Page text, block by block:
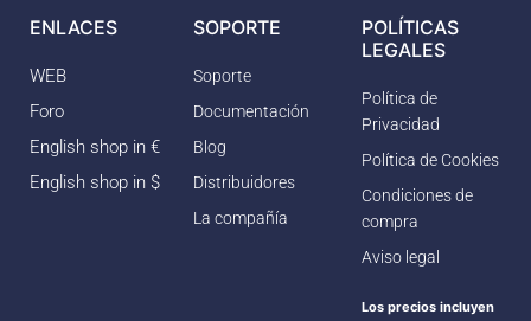
ENLACES
WEB
Foro
English shop in €
English shop in $
SOPORTE
Soporte
Documentación
Blog
Distribuidores
La compañía
POLÍTICAS
LEGALES
Política de
Privacidad
Política de Cookies
Condiciones de
compra
Aviso legal
Los precios incluyen